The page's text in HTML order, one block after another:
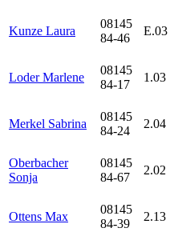
Kunze Laura
08145
84-46
E.03
Loder Marlene
08145
84-17
1.03
Merkel Sabrina
08145
84-24
2.04
Oberbacher
Sonja
08145
84-67
2.02
Ottens Max
08145
84-39
2.13